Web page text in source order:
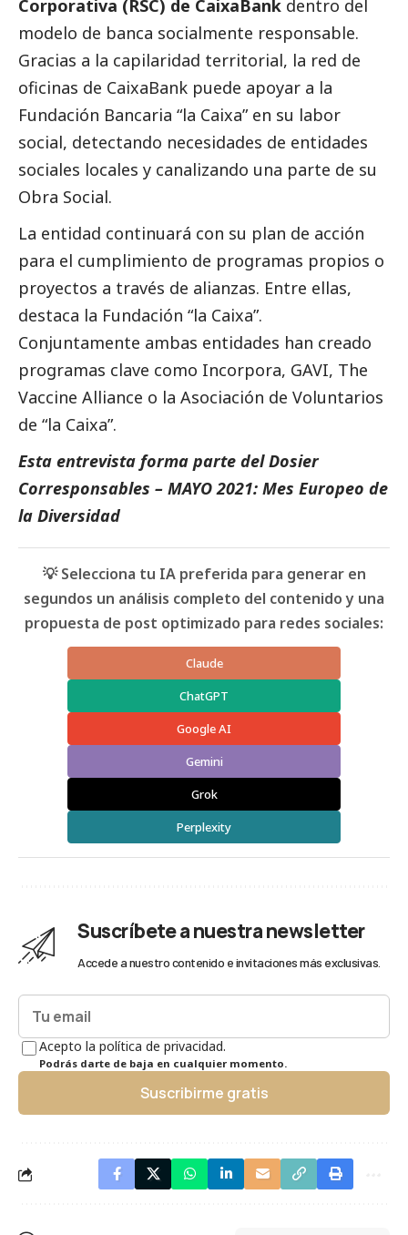
Corporativa (RSC) de CaixaBank dentro del
modelo de banca socialmente responsable.
Gracias a la capilaridad territorial, la red de
oficinas de CaixaBank puede apoyar a la
Fundación Bancaria “la Caixa” en su labor
social, detectando necesidades de entidades
sociales locales y canalizando una parte de su
Obra Social.
La entidad continuará con su plan de acción
para el cumplimiento de programas propios o
proyectos a través de alianzas. Entre ellas,
destaca la Fundación “la Caixa”.
Conjuntamente ambas entidades han creado
programas clave como Incorpora, GAVI, The
Vaccine Alliance o la Asociación de Voluntarios
de “la Caixa”.
Esta entrevista forma parte delDosier
Corresponsables – MAYO 2021: Mes Europeo de
la Diversidad
💡 Selecciona tu IA preferida para generar en
segundos un análisis completo del contenido y una
propuesta de post optimizado para redes sociales:
Claude
ChatGPT
Google AI
Gemini
Grok
Perplexity
Suscríbete a nuestra newsletter
Accede a nuestro contenido e invitaciones más exclusivas.
Acepto la política de privacidad.
Podrás darte de baja en cualquier momento.
Suscribirme gratis